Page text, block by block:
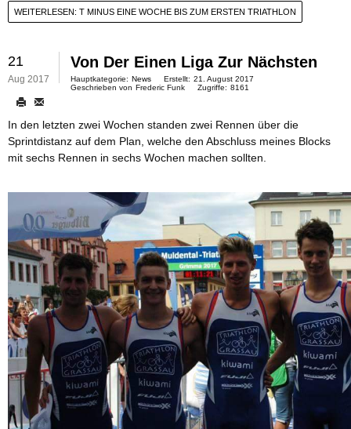
WEITERLESEN: T MINUS EINE WOCHE BIS ZUM ERSTEN TRIATHLON
21
Aug 2017
Von Der Einen Liga Zur Nächsten
Hauptkategorie: News Erstellt: 21. August 2017
Geschrieben von Frederic Funk Zugriffe: 8161
In den letzten zwei Wochen standen zwei Rennen über die
Sprintdistanz auf dem Plan, welche den Abschluss meines Blocks
mit sechs Rennen in sechs Wochen machen sollten.